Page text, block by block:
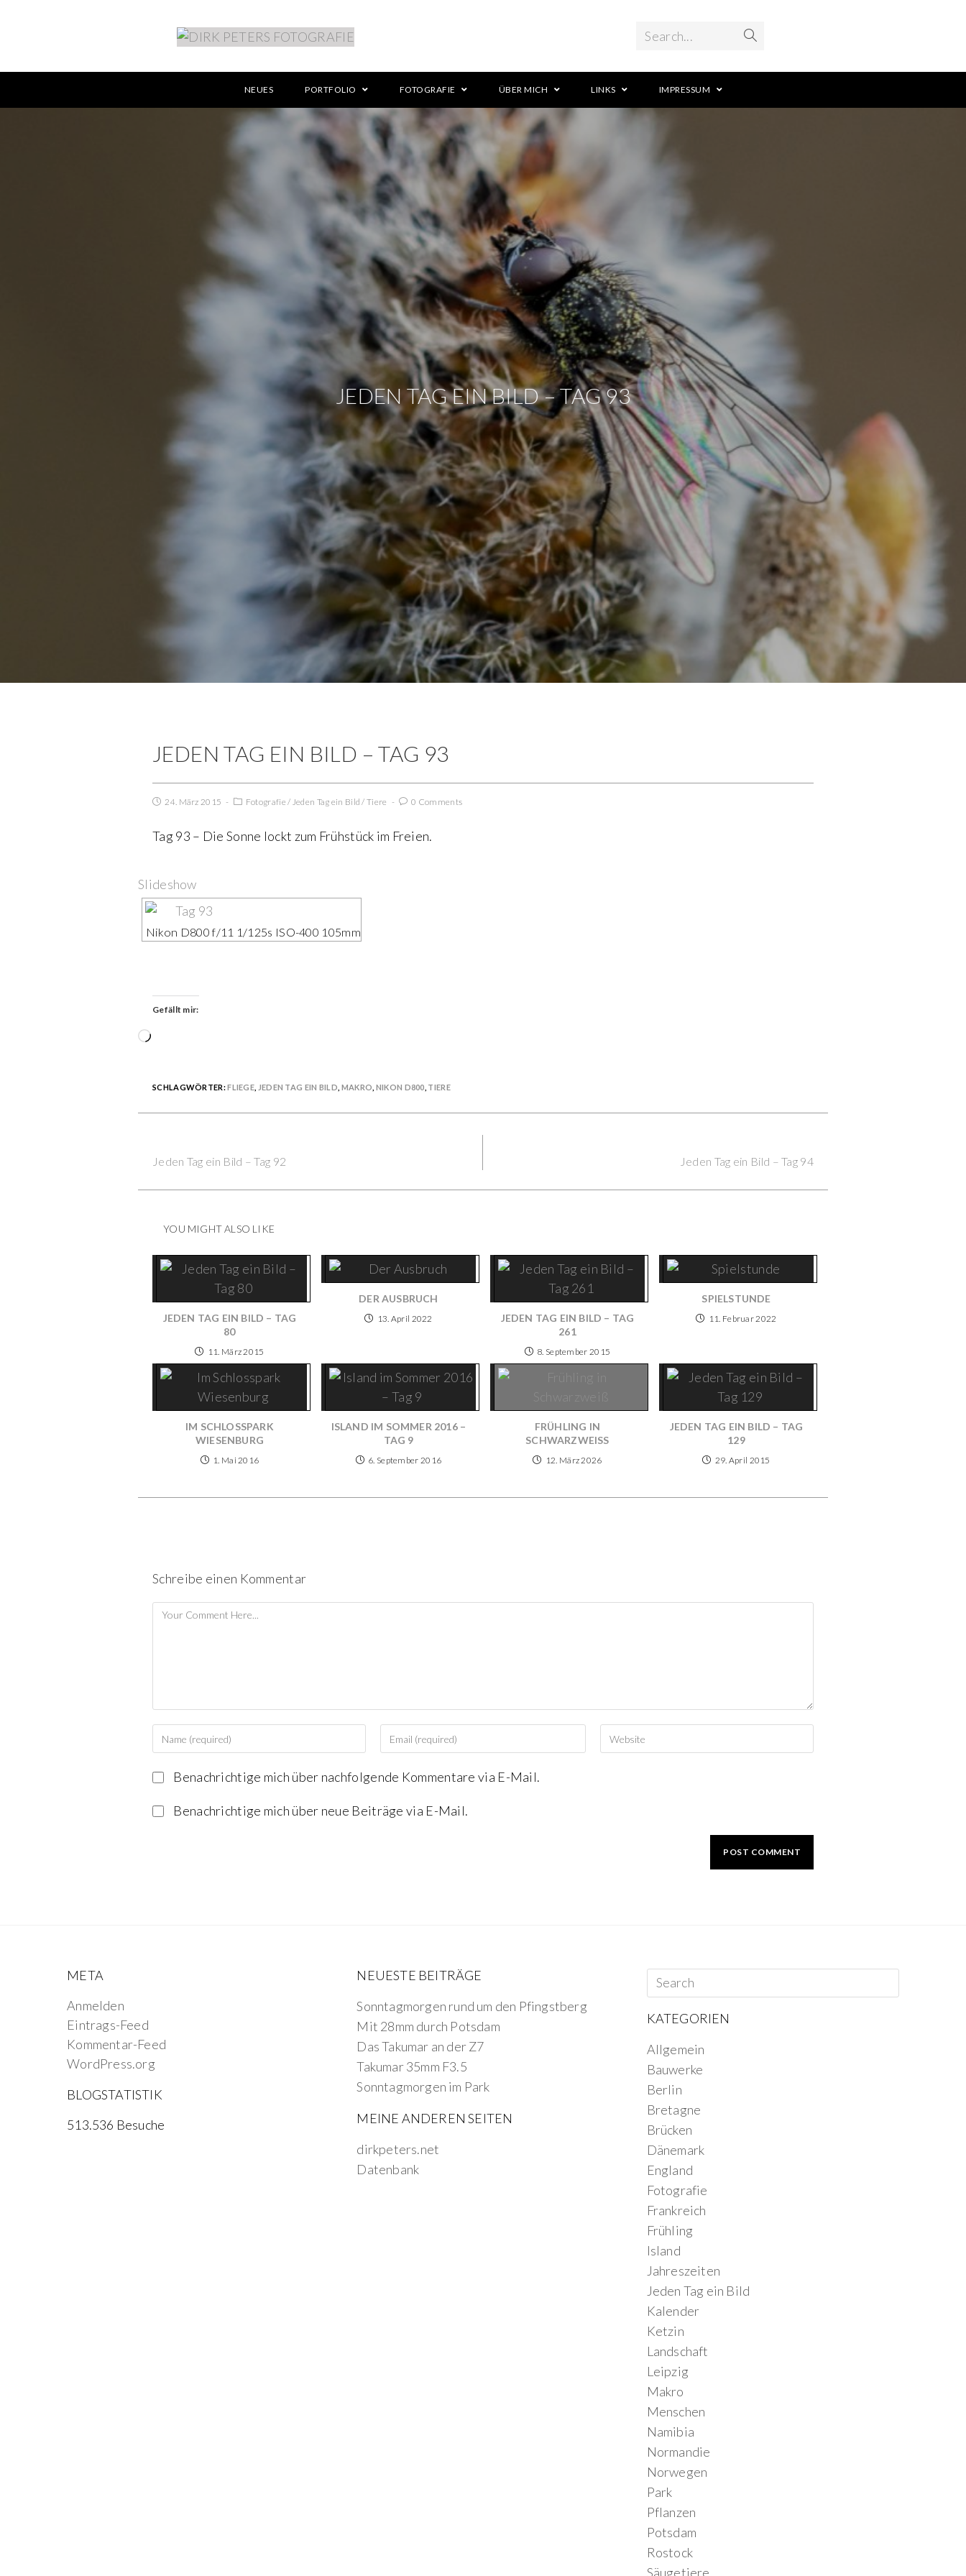
Search...
NEUES PORTFOLIO FOTOGRAFIE ÜBER MICH LINKS IMPRESSUM
JEDEN TAG EIN BILD – TAG 93
JEDEN TAG EIN BILD – TAG 93
24. März 2015 Fotografie / Jeden Tag ein Bild /Tiere 0 Comments
Tag 93 – Die Sonne lockt zum Frühstück im Freien.
Slideshow
Nikon D800 f/11 1/125s ISO-400 105mm
Gefällt mir:
Wird
SCHLAGWÖRTER:FLIEGE JEDEN TAG EIN BILD MAKRO NIKON D800 TIERE
Reading
Jeden Tag ein Bild – Tag 92 Jeden Tag ein Bild – Tag 94
YOU MIGHT ALSO LIKE
JEDEN TAG EIN BILD – TAG
80
11. März 2015
DER AUSBRUCH
13. April 2022
JEDEN TAG EIN BILD – TAG
261
8. September 2015
SPIELSTUNDE
11. Februar 2022
IM SCHLOSSPARK
WIESENBURG
1. Mai 2016
ISLAND IM SOMMER 2016 –
TAG 9
6. September 2016
FRÜHLING IN
SCHWARZWEISS
12. März 2026
JEDEN TAG EIN BILD – TAG
129
29. April 2015
Schreibe einen Kommentar
Benachrichtige mich über nachfolgende Kommentare via E-Mail.
Benachrichtige mich über neue Beiträge via E-Mail.
META
Anmelden
Eintrags-Feed
Kommentar-Feed
WordPress.org
BLOGSTATISTIK
513.536 Besuche
NEUESTE BEITRÄGE
Sonntagmorgen rund um den Pfingstberg
Mit 28mm durch Potsdam
Das Takumar an der Z7
Takumar 35mm F3.5
Sonntagmorgen im Park
MEINE ANDEREN SEITEN
dirkpeters.net
Datenbank
KATEGORIEN
Allgemein
Bauwerke
Berlin
Bretagne
Brücken
Dänemark
England
Fotografie
Frankreich
Frühling
Island
Jahreszeiten
Jeden Tag ein Bild
Kalender
Ketzin
Landschaft
Leipzig
Makro
Menschen
Namibia
Normandie
Norwegen
Park
Pflanzen
Potsdam
Rostock
Säugetiere